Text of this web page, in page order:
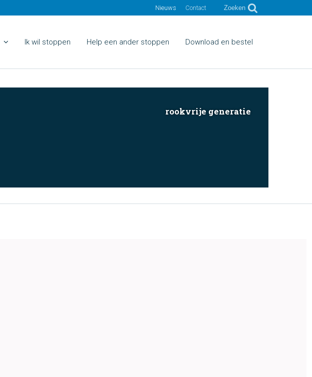
Nieuws Contact Zoeken
Ik wil stoppen Help een ander stoppen Download en bestel
rookvrije generatie